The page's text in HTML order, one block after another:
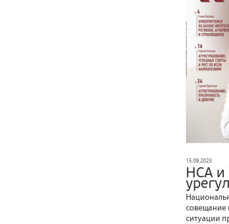
15.09.2023
НСА и
совещание
ситуации